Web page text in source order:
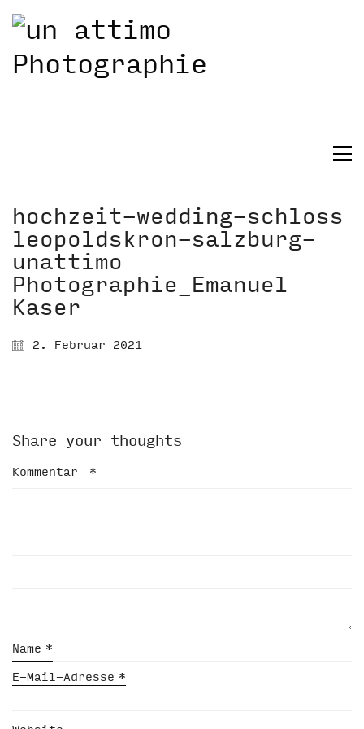
hochzeit-wedding-schloss
leopoldskron-salzburg-
unattimo
Photographie_Emanuel
Kaser
2. Februar 2021
Share your thoughts
Kommentar *
Name *
E-Mail-Adresse *